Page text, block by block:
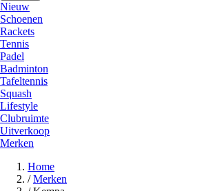
Nieuw
Schoenen
Rackets
Tennis
Padel
Badminton
Tafeltennis
Squash
Lifestyle
Clubruimte
Uitverkoop
Merken
Home
/ Merken